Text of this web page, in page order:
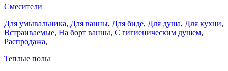
Смесители
Для умывальника, Для ванны, Для биде, Для душа, Для кухни,
Встраиваемые, На борт ванны, C гигиеническим душем,
Распродажа,
Теплые полы